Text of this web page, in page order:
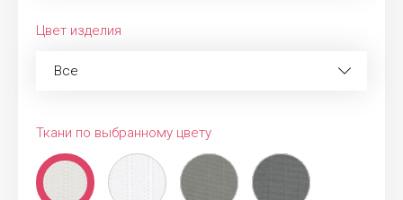
Цвет изделия
Все
Ткани по выбранному цвету